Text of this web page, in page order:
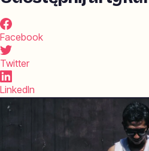
Facebook
Twitter
LinkedIn